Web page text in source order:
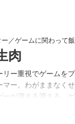
ー／ゲームに関わって
肉
リー重視でゲームを
マー。わがままなく
ーが溜まる溜まる。